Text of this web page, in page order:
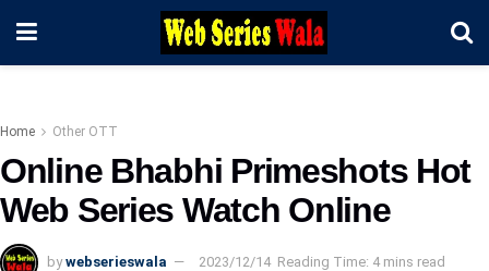
Home Other OTT
Online Bhabhi Primeshots Hot
Web Series Watch Online
by webserieswala 2023/12/14 Reading Time: 4 mins read